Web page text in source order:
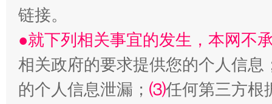
“刷贴”乱象丛生
生
链接。
●就下列相关事宜的发生，本网不
相关政府的要求提供您的个人信息
的个人信息泄漏； ⑶任何第三方根